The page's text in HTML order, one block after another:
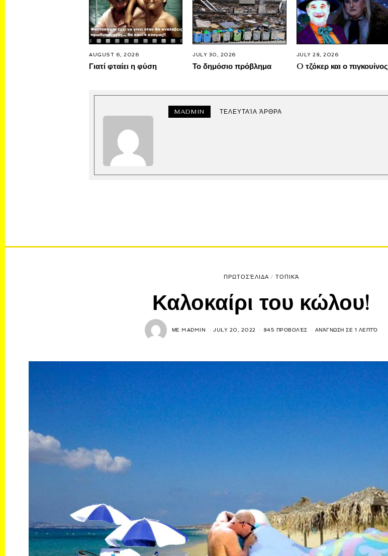
AUGUST 6, 2026
Γιατί φταίει η φύση
JULY 30, 2026
Το δημόσιο πρόβλημα
JULY 28, 2026
O τζόκερ και ο πιγκουίνος
MADMIN ΤΕΛΕΥΤΑΊΑ ΆΡΘΡΑ
ΠΡΩΤΟΣΈΛΙΔΑ / ΤΟΠΙΚΆ
Καλοκαίρι του κώλου!
ΜΕ MADMIN JULY 20, 2022 845 ΠΡΟΒΟΛΈΣ ΑΝΆΓΝΩΣΗ ΣΕ 1 ΛΕΠΤΌ